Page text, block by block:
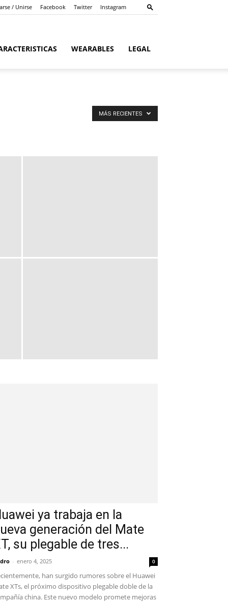
/ Unirse Facebook Twitter Instagram
WEARABLES LEGAL
MÁS RECIENTES
ya trabaja en la
generación del Mate
su plegable de tres...
- enero 4, 2025 0
han surgido rumores sobre el Huawei
XTs, el próximo dispositivo plegable doble de la
china. Este nuevo modelo promete mejoras